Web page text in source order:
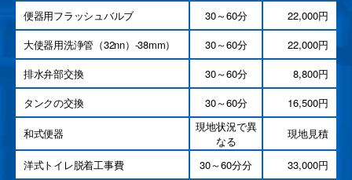
便器用フラッシュバルブ
30～60分
22,000円
大使器用洗浄管（32nn）-38mm）
30～60分
22,000円
排水弁部交換
30～60分
8,800円
タンクの交換
30～60分 16,500円
和式便器
現地状況で異
なる
現地見積
洋式トイレ脱着工事費 30～60分分
33,000円